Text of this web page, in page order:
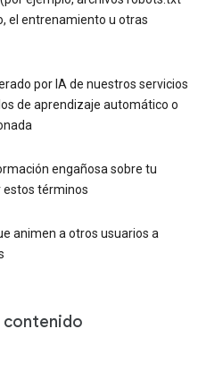
el entrenamiento u otras
por IA de nuestros servicios
de aprendizaje automático o
engañosa sobre tu
términos
animen a otros usuarios a
contenido